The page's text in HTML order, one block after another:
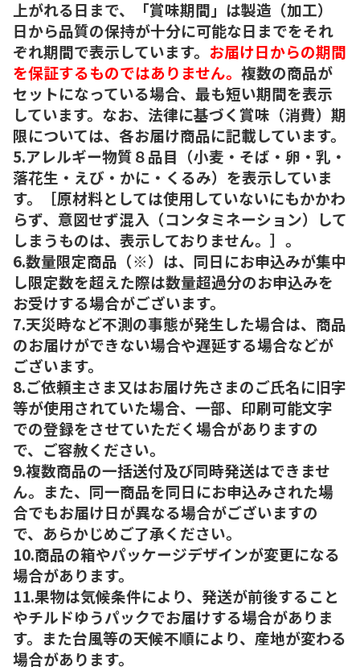
上がれる日まで、「賞味期間」は製造（加工）
日から品質の保持が十分に可能な日までをそれ
ぞれ期間で表示しています。 お届け日からの期間
を保証するものではありません。 複数の商品が
セットになっている場合、最も短い期間を表示
しています。なお、法律に基づく賞味（消費）期
限については、各お届け商品に記載しています。
5.アレルギー物質８品目（小麦・そば・卵・乳・
落花生・えび・かに・くるみ）を表示していま
す。［原材料としては使用していないにもかかわ
らず、意図せず混入（コンタミネーション）して
しまうものは、表示しておりません。］。
6.数量限定商品（※）は、同日にお申込みが集中
し限定数を超えた際は数量超過分のお申込みを
お受けする場合がございます。
7.天災時など不測の事態が発生した場合は、商品
のお届けができない場合や遅延する場合などが
ございます。
8.ご依頼主さま又はお届け先さまのご氏名に旧字
等が使用されていた場合、一部、印刷可能文字
での登録をさせていただく場合がありますの
で、ご容赦ください。
9.複数商品の一括送付及び同時発送はできませ
ん。また、同一商品を同日にお申込みされた場
合でもお届け日が異なる場合がございますの
で、あらかじめご了承ください。
10.商品の箱やパッケージデザインが変更になる
場合があります。
11.果物は気候条件により、発送が前後すること
やチルドゆうパックでお届けする場合がありま
す。また台風等の天候不順により、産地が変わる
場合があります。